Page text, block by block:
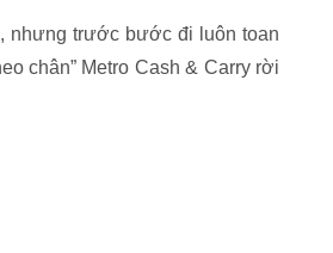
nhưng trước bước đi luôn toan
chân” Metro Cash & Carry rời